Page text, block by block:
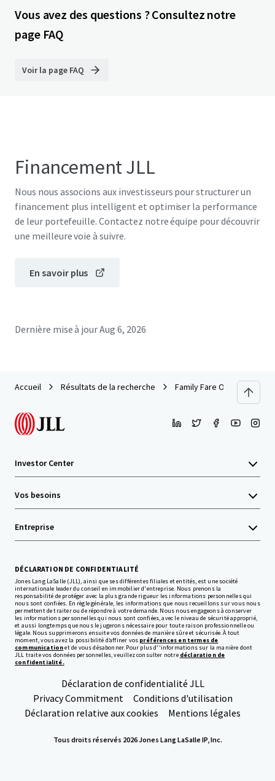
Vous avez des questions ? Consultez notre
page FAQ
Voir la page FAQ
Financement JLL
Nous nous associons aux investisseurs pour structurer un
financement plus intelligent et optimiser la performance
de leur portefeuille. Contactez notre équipe pour découvrir
une meilleure voie à suivre.
En savoir plus
Dernière mise à jourAug 6, 2026
Accueil Résultats de la recherche Family Fare Omaha
Investor Center
Vos besoins
Entreprise
DÉCLARATION DE CONFIDENTIALITÉ
Jones Lang LaSalle (JLL), ainsi que ses différentes filiales et entités, est une société
internationale leader du conseil en immobilier d'entreprise. Nous prenons la
responsabilité de protéger avec la plus grande rigueur les informations personnelles qui
nous sont confiées. En règle générale, les informations que nous recueillons sur vous nous
permettent de traiter ou de répondre à votre demande. Nous nous engageons à conserver
les informations personnelles qui nous sont confiées, avec le niveau de sécurité approprié,
et aussi longtemps que nous le jugerons nécessaire pour toute raison professionnelle ou
légale. Nous supprimerons ensuite vos données de manière sûre et sécurisée. À tout
moment, vous avez la possibilité d’affiner vos préférences en termes de
communicationet de vous désabonner. Pour plus d''informations sur la manière dont
JLL traite vos données personnelles, veuillez consulter notre déclaration de
confidentialité.
Déclaration de confidentialité JLL
Privacy Commitment
Conditions d'utilisation
Déclaration relative aux cookies
Mentions légales
Tous droits réservés 2026 Jones Lang LaSalle IP, Inc.